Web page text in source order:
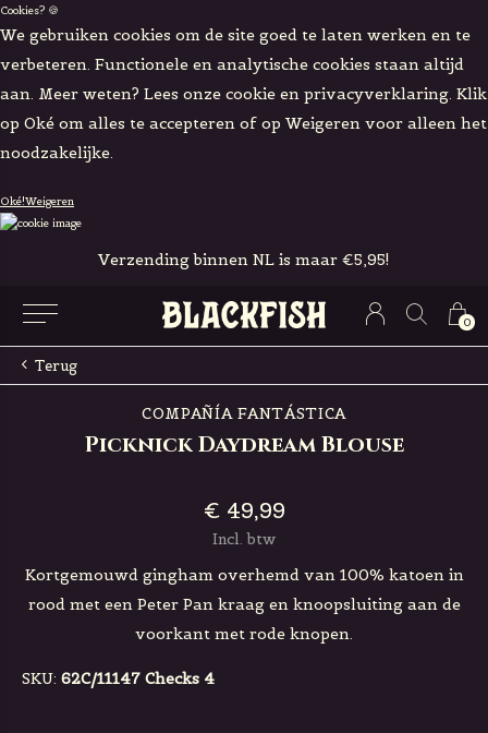
Cookies? 🍪
We gebruiken cookies om de site goed te laten werken en te
verbeteren. Functionele en analytische cookies staan altijd
aan. Meer weten? Lees onze cookie en privacyverklaring. Klik
op Oké om alles te accepteren of op Weigeren voor alleen het
noodzakelijke.
Oké!Weigeren
0
Verzending binnen NL is maar €5,95!
Terug
COMPAÑÍA FANTÁSTICA
Picknick Daydream Blouse
€ 49,99
Incl. btw
Kortgemouwd gingham overhemd van 100% katoen in
rood met een Peter Pan kraag en knoopsluiting aan de
voorkant met rode knopen.
SKU: 62C/11147 Checks 4